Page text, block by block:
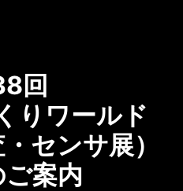
回
りワールド
センサ展）
案内